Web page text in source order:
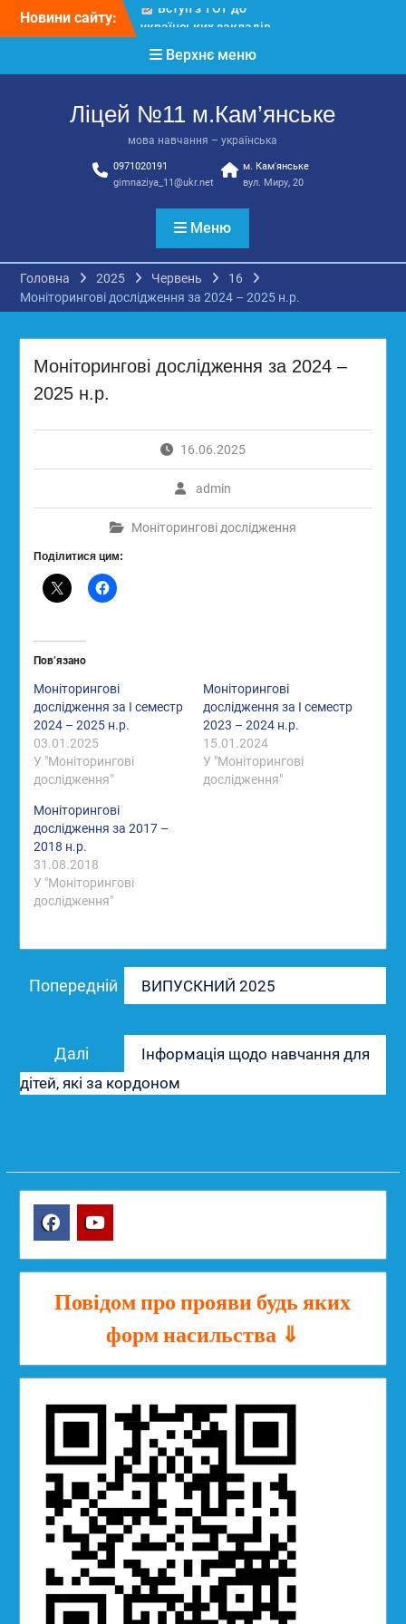
Новини сайту:
Перевірте свої знання!
КЗ «Ліцей №11»
запрошує до своєї
команди!
заважають дітям і молоді
виїхати з окупації
До Всесвітнього дня
боротьби з дитячою
працею
Верхнє меню
Ліцей №11 м.Кам’янське
мова навчання – українська
0971020191
gimnaziya_11@ukr.net
м. Кам'янське
вул. Миру, 20
Меню
Головна 2025 Червень
16
Моніторингові дослідження за 2024 – 2025 н.р.
Моніторингові дослідження за 2024 –
2025 н.р.
16.06.2025
admin
Моніторингові дослідження
Поділитися цим:
Пов’язано
Моніторингові
дослідження за І семестр
2024 – 2025 н.р.
03.01.2025
У "Моніторингові
дослідження"
Моніторингові
дослідження за І семестр
2023 – 2024 н.р.
15.01.2024
У "Моніторингові
дослідження"
Моніторингові
дослідження за 2017 –
2018 н.р.
31.08.2018
У "Моніторингові
дослідження"
записів
Попередній
запис:
ВИПУСКНИЙ 2025
Далі
Наступний
запис:
Інформація щодо навчання для
дітей, які за кордоном
Повідом про прояви будь яких
форм насильства ⇓